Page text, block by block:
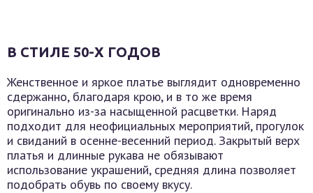
В СТИЛЕ 50-Х ГОДОВ
Женственное и яркое платье выглядит одновременно
сдержанно, благодаря крою, и в то же время
оригинально из-за насыщенной расцветки. Наряд
подходит для неофициальных мероприятий, прогулок
и свиданий в осенне-весенний период. Закрытый верх
платья и длинные рукава не обязывают
использование украшений, средняя длина позволяет
подобрать обувь по своему вкусу.